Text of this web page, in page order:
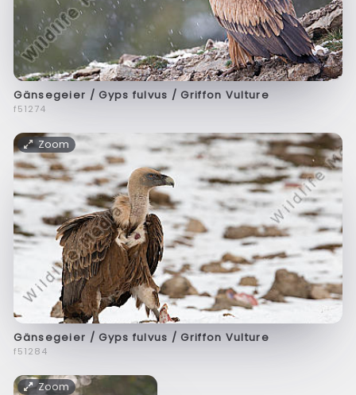
Gänsegeier / Gyps fulvus / Griffon Vulture
f51274
Zoom
Gänsegeier / Gyps fulvus / Griffon Vulture
f51284
Zoom